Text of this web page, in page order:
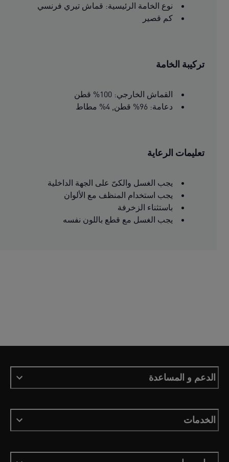
نوع الخامة الرئيسية: قماش تيري فرنسي
كم قصير
تركيبة الخامة
القماش الخارجي: 100% قطن
دعامة: 96% قطن, 4% مطاط
تعليمات الرعاية
يجب الغسل والكىّ على الجهة الداخلية
يجب استخدام المنظف مع الألوان
باستثناء الزخرفة
يجب الغسل مع قطع باللون نفسه
الدعم و المساعدة
الخدمات